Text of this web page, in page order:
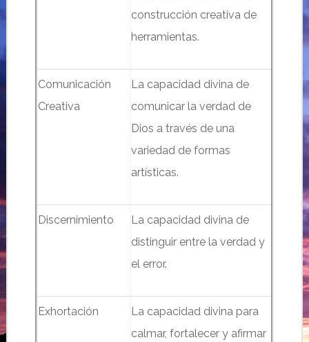
construcción creativa de
herramientas.
Comunicación
Creativa
La capacidad divina de
comunicar la verdad de
Dios a través de una
variedad de formas
artísticas.
Discernimiento
La capacidad divina de
distinguir entre la verdad y
el error.
Exhortación
La capacidad divina para
calmar, fortalecer y afirmar